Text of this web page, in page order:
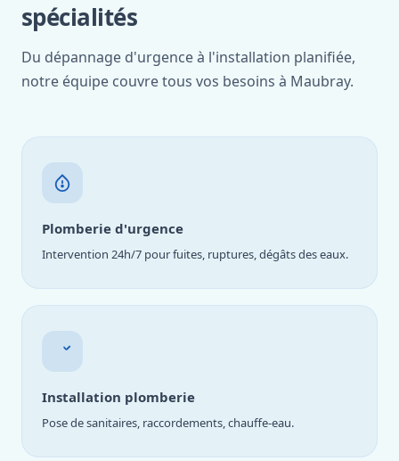
spécialités
Du dépannage d'urgence à l'installation planifiée,
notre équipe couvre tous vos besoins à Maubray.
Plomberie d'urgence
Intervention 24h/7 pour fuites, ruptures, dégâts des eaux.
Installation plomberie
Pose de sanitaires, raccordements, chauffe-eau.